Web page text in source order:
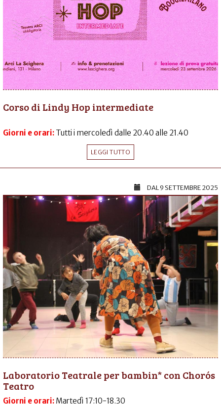
Corso di Lindy Hop intermediate
Giorni e orari: Tutti i mercoledì dalle 20.40 alle 21.40
LEGGI TUTTO
DAL9 SETTEMBRE 2025
Laboratorio Teatrale per bambin* con Chorós
Teatro
Giorni e orari: Martedì 17:10-18.30